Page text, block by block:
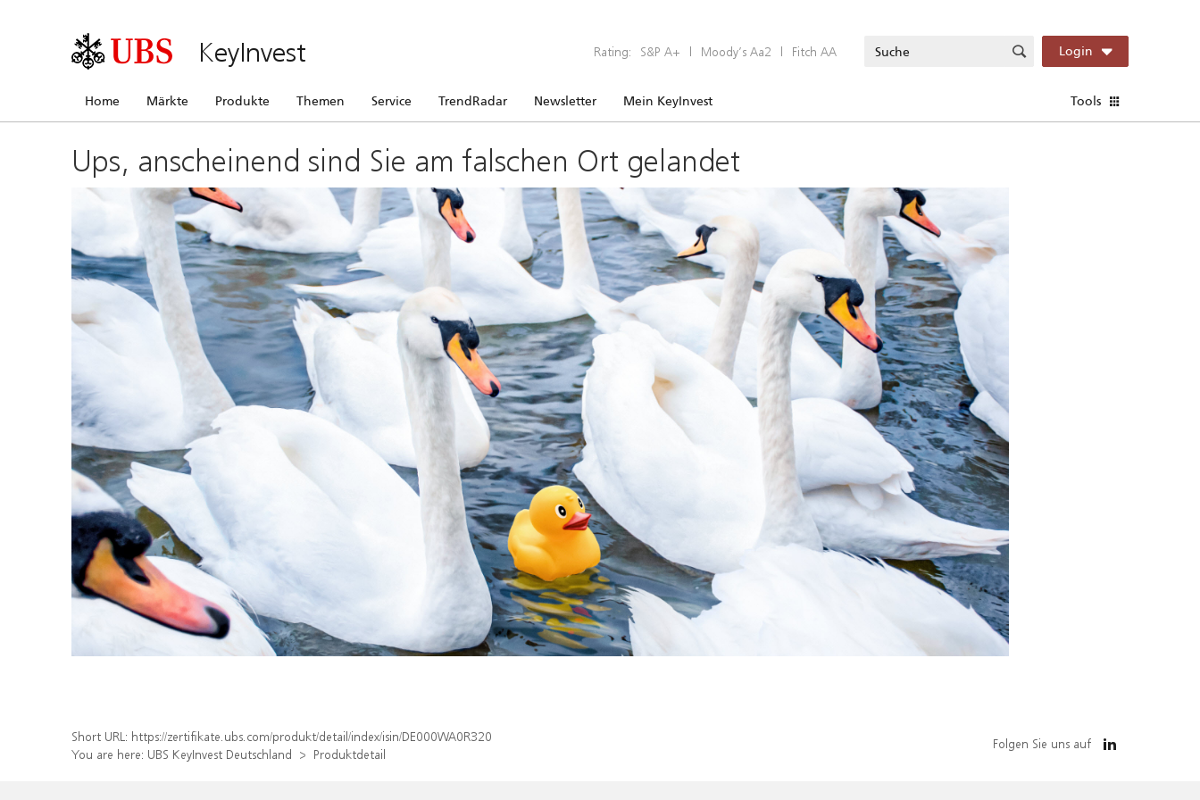
KeyInvest Rating: S&P A+ | Moody’s Aa2 | Fitch AA Login
Home Märkte Produkte Themen Service TrendRadar Newsletter Mein KeyInvest Tools
Ups, anscheinend sind Sie am falschen Ort gelandet
Short URL: https://zertifikate.ubs.com/produkt/detail/index/isin/DE000WA0R320
You are here: UBS KeyInvest Deutschland Produktdetail
Folgen Sie uns auf